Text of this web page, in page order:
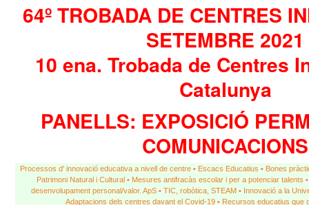
64º TROBADA DE CENTRES
SETEMBRE 2021
10 ena. Trobada de Centres
Catalunya
PANELLS: EXPOSICIÓ
COMUNICACIONS
Processos d' innovació educativa a nivell de centre - Escacs Educatius - Bones
Patrimoni Natural i Cultural - Mesures antifracàs escolar i per a potenciar talents -
desenvolupament personal/valor. ApS - TIC, robòtica, STEAM - Innovació a la
Adaptacions dels centres davant el Covid-19 - Recursos educatius que